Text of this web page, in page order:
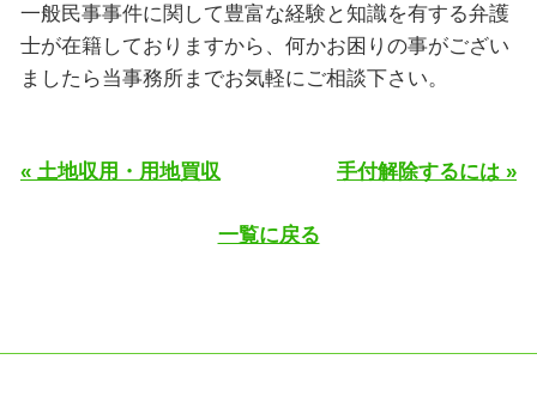
一般民事事件に関して豊富な経験と知識を有する弁護
士が在籍しておりますから、何かお困りの事がござい
ましたら当事務所までお気軽にご相談下さい。
« 土地収用・用地買収 手付解除するには »
一覧に戻る